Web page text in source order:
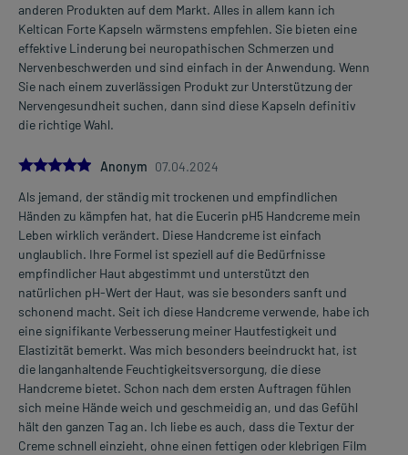
anderen Produkten auf dem Markt. Alles in allem kann ich
Keltican Forte Kapseln wärmstens empfehlen. Sie bieten eine
effektive Linderung bei neuropathischen Schmerzen und
Nervenbeschwerden und sind einfach in der Anwendung. Wenn
Sie nach einem zuverlässigen Produkt zur Unterstützung der
Nervengesundheit suchen, dann sind diese Kapseln definitiv
die richtige Wahl.
5.0Anonym 07.04.2024
Als jemand, der ständig mit trockenen und empfindlichen
Händen zu kämpfen hat, hat die Eucerin pH5 Handcreme mein
Leben wirklich verändert. Diese Handcreme ist einfach
unglaublich. Ihre Formel ist speziell auf die Bedürfnisse
empfindlicher Haut abgestimmt und unterstützt den
natürlichen pH-Wert der Haut, was sie besonders sanft und
schonend macht. Seit ich diese Handcreme verwende, habe ich
eine signifikante Verbesserung meiner Hautfestigkeit und
Elastizität bemerkt. Was mich besonders beeindruckt hat, ist
die langanhaltende Feuchtigkeitsversorgung, die diese
Handcreme bietet. Schon nach dem ersten Auftragen fühlen
sich meine Hände weich und geschmeidig an, und das Gefühl
hält den ganzen Tag an. Ich liebe es auch, dass die Textur der
Creme schnell einzieht, ohne einen fettigen oder klebrigen Film